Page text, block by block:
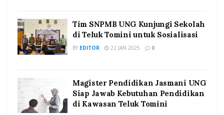
Tim SNPMB UNG Kunjungi Sekolah
di Teluk Tomini untuk Sosialisasi
BY EDITOR 22 JAN 2025 0
Magister Pendidikan Jasmani UNG
Siap Jawab Kebutuhan Pendidikan
di Kawasan Teluk Tomini